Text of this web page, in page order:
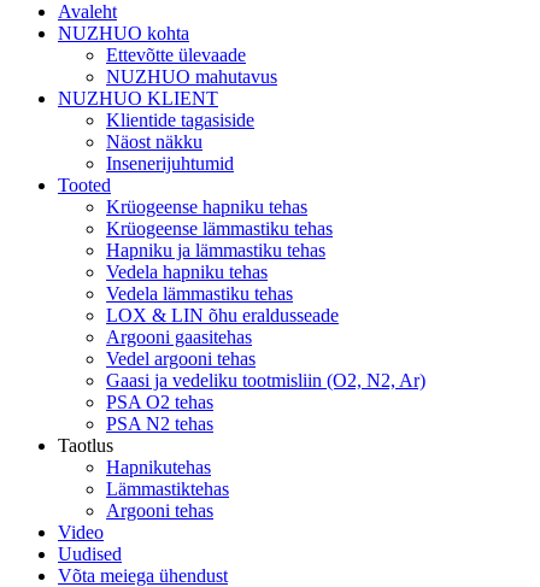
Avaleht
NUZHUO kohta
Ettevõtte ülevaade
NUZHUO mahutavus
NUZHUO KLIENT
Klientide tagasiside
Näost näkku
Insenerijuhtumid
Tooted
Krüogeense hapniku tehas
Krüogeense lämmastiku tehas
Hapniku ja lämmastiku tehas
Vedela hapniku tehas
Vedela lämmastiku tehas
LOX & LIN õhu eraldusseade
Argooni gaasitehas
Vedel argooni tehas
Gaasi ja vedeliku tootmisliin (O2, N2, Ar)
PSA O2 tehas
PSA N2 tehas
Taotlus
Hapnikutehas
Lämmastiktehas
Argooni tehas
Video
Uudised
Võta meiega ühendust